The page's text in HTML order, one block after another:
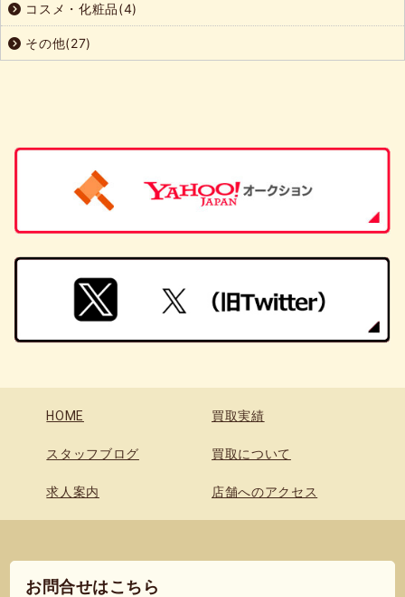
コスメ・化粧品(4)
その他(27)
HOME 買取実績
スタッフブログ 買取について
求人案内 店舗へのアクセス
お問合せはこちら